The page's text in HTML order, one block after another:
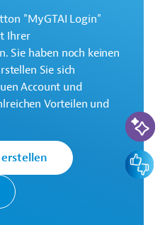
zur
beantragt)
"MyGTAI Login"
Ihrer
Sie haben noch keinen
Sie sich
Account und
Vorteilen und
KI-